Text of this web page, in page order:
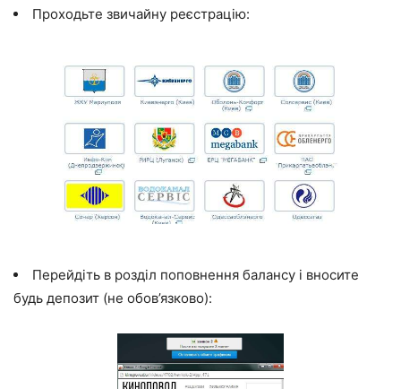
Проходьте звичайну реєстрацію:
Перейдіть в розділ поповнення балансу і вносите
будь депозит (не обов’язково):